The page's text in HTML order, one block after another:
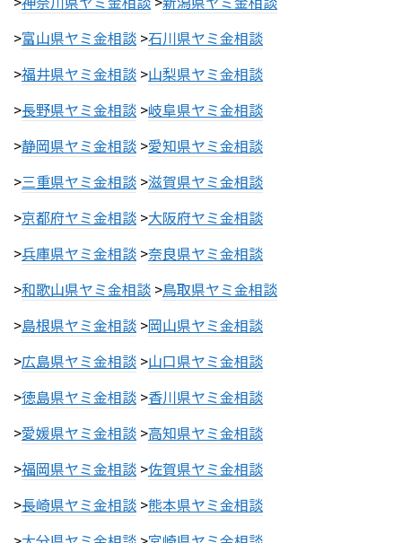
>富山県ヤミ金相談 >石川県ヤミ金相談
>福井県ヤミ金相談 >山梨県ヤミ金相談
>長野県ヤミ金相談 >岐阜県ヤミ金相談
>静岡県ヤミ金相談 >愛知県ヤミ金相談
>三重県ヤミ金相談 >滋賀県ヤミ金相談
>京都府ヤミ金相談 >大阪府ヤミ金相談
>兵庫県ヤミ金相談 >奈良県ヤミ金相談
>和歌山県ヤミ金相談 >鳥取県ヤミ金相談
>島根県ヤミ金相談 >岡山県ヤミ金相談
>広島県ヤミ金相談 >山口県ヤミ金相談
>徳島県ヤミ金相談 >香川県ヤミ金相談
>愛媛県ヤミ金相談 >高知県ヤミ金相談
>福岡県ヤミ金相談 >佐賀県ヤミ金相談
>長崎県ヤミ金相談 >熊本県ヤミ金相談